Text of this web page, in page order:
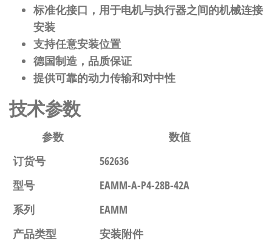
标准化接口，用于电机与执行器之间的机械连接
安装
支持任意安装位置
德国制造，品质保证
提供可靠的动力传输和对中性
技术参数
参数
数值
订货号
562636
型号
EAMM-A-P4-28B-42A
系列
EAMM
产品类型
安装附件